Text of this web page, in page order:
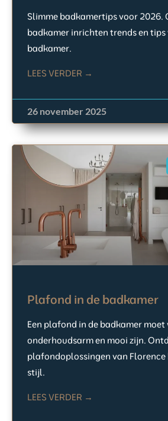
Slimme badkamertips voor 2026.
badkamer inrichten trends en
badkamer.
LEES VERDER →
26 november 2025
Plafond in de badkamer
Een plafond in de badkamer
onderhoudsarm en mooi zijn.
plafondoplossingen van Florence
stijl.
LEES VERDER →